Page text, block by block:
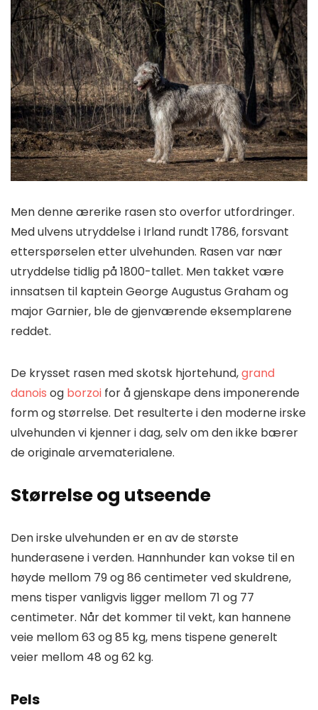
Men denne ærerike rasen sto overfor utfordringer.
Med ulvens utryddelse i Irland rundt 1786, forsvant
etterspørselen etter ulvehunden. Rasen var nær
utryddelse tidlig på 1800-tallet. Men takket være
innsatsen til kaptein George Augustus Graham og
major Garnier, ble de gjenværende eksemplarene
reddet.
De krysset rasen med skotsk hjortehund,grand
danois og borzoi for å gjenskape dens imponerende
form og størrelse. Det resulterte i den moderne irske
ulvehunden vi kjenner i dag, selv om den ikke bærer
de originale arvematerialene.
Størrelse og utseende
Den irske ulvehunden er en av de største
hunderasene i verden. Hannhunder kan vokse til en
høyde mellom 79 og 86 centimeter ved skuldrene,
mens tisper vanligvis ligger mellom 71 og 77
centimeter. Når det kommer til vekt, kan hannene
veie mellom 63 og 85 kg, mens tispene generelt
veier mellom 48 og 62 kg.
Pels